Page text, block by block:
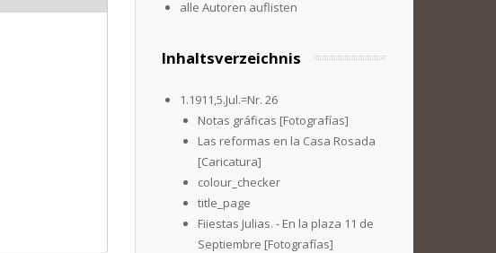
alle Autoren auflisten
Inhaltsverzeichnis
1.1911,5.Jul.=Nr. 26
Notas gráficas [Fotografías]
Las reformas en la Casa Rosada
[Caricatura]
colour_checker
title_page
Fiiestas Julias. - En la plaza 11 de
Septiembre [Fotografías]